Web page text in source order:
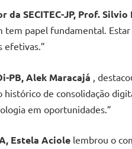
da SECITEC-JP, Prof. Silvio
tem papel fundamental.
efetivas.”
PB, Alek Maracajá ,
de consolidação
em oportunidades.”
Estela Aciole lembrou o